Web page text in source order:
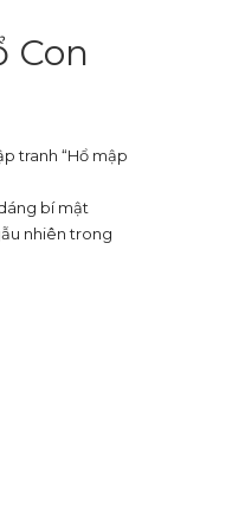
Con
tranh “Hổ mập
bí mật
nhiên trong